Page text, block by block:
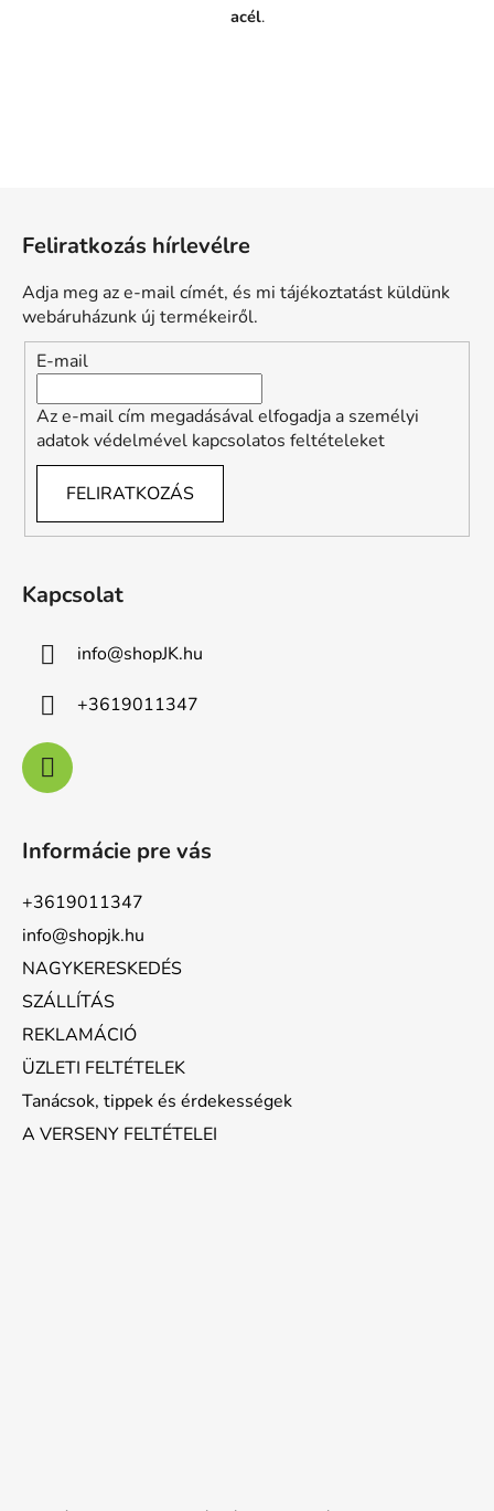
acél.
Feliratkozás hírlevélre
Adja meg az e-mail címét, és mi tájékoztatást küldünk
webáruházunk új termékeiről.
E-mail
Az e-mail cím megadásával elfogadja a személyi
adatok védelmével kapcsolatos feltételeket
FELIRATKOZÁS
Kapcsolat
info@shopJK.hu
+3619011347
Informácie pre vás
+3619011347
info@shopjk.hu
NAGYKERESKEDÉS
SZÁLLÍTÁS
REKLAMÁCIÓ
ÜZLETI FELTÉTELEK
Tanácsok, tippek és érdekességek
A VERSENY FELTÉTELEI